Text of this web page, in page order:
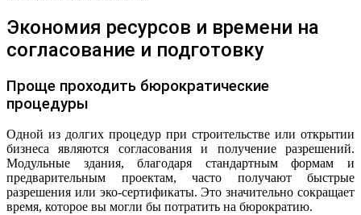
Экономия ресурсов и времени на
согласование и подготовку
Проще проходить бюрократические
процедуры
Одной из долгих процедур при строительстве или открытии
бизнеса являются согласования и получение разрешений.
Модульные здания, благодаря стандартным формам и
предварительным проектам, часто получают быстрые
разрешения или эко-сертификаты. Это значительно сокращает
время, которое вы могли бы потратить на бюрократию.